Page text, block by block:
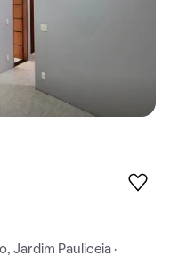
Jardim Pauliceia ·